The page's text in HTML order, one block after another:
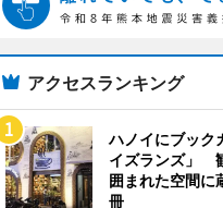
アクセスランキング
ハノイにブック
イズランズ」
囲まれた空間
冊